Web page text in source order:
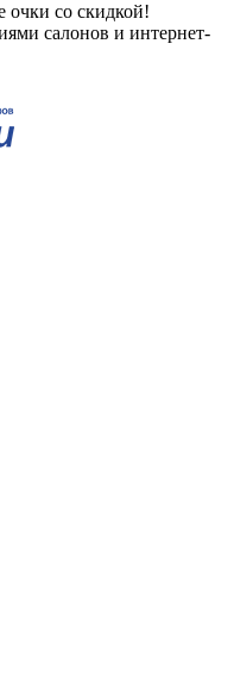
со скидкой!
салонов и интернет-